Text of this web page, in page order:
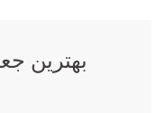
بهترین